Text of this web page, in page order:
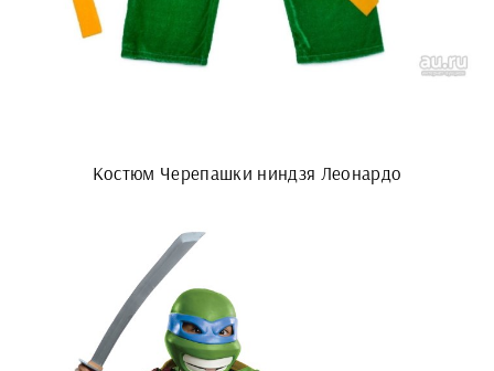
Костюм Черепашки ниндзя Леонардо